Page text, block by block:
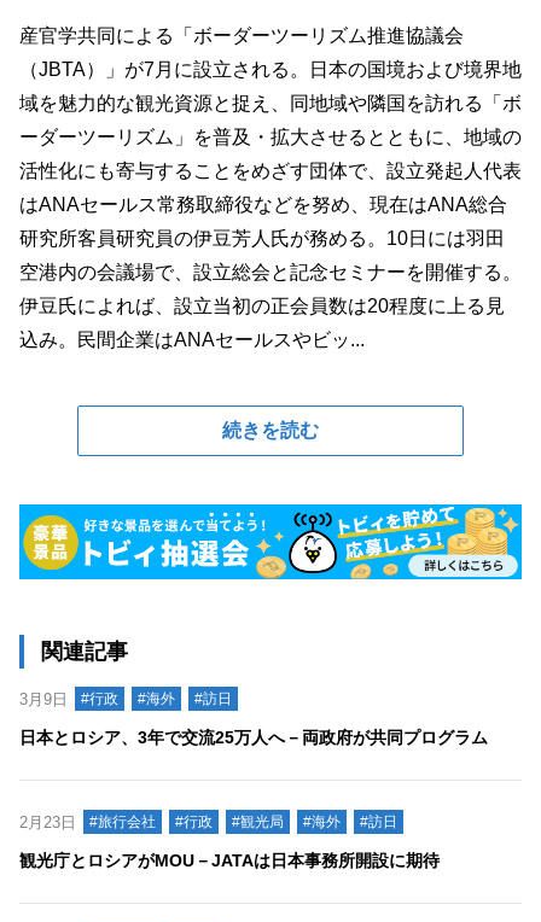
産官学共同による「ボーダーツーリズム推進協議会
（JBTA）」が7月に設立される。日本の国境および境界地
域を魅力的な観光資源と捉え、同地域や隣国を訪れる「ボ
ーダーツーリズム」を普及・拡大させるとともに、地域の
活性化にも寄与することをめざす団体で、設立発起人代表
はANAセールス常務取締役などを努め、現在はANA総合
研究所客員研究員の伊豆芳人氏が務める。10日には羽田
空港内の会議場で、設立総会と記念セミナーを開催する。
伊豆氏によれば、設立当初の正会員数は20程度に上る見
込み。民間企業はANAセールスやビッ...
続きを読む
関連記事
3月9日 #行政 #海外 #訪日
日本とロシア、3年で交流25万人へ－両政府が共同プログラム
2月23日 #旅行会社 #行政 #観光局 #海外 #訪日
観光庁とロシアがMOU－JATAは日本事務所開設に期待